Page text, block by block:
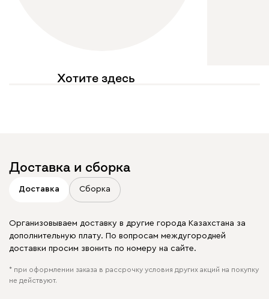
Хотите здесь
Доставка и сборка
Доставка Сборка
Организовываем доставку в другие города Казахстана за
дополнительную плату. По вопросам междугородней
доставки просим звонить по номеру на сайте.
* при оформлении заказа в рассрочку условия других акций на покупку
не действуют.